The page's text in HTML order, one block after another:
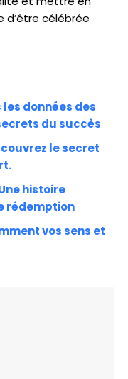
d’être célébrée
données des
du succès
le secret
histoire
rédemption
vos sens et